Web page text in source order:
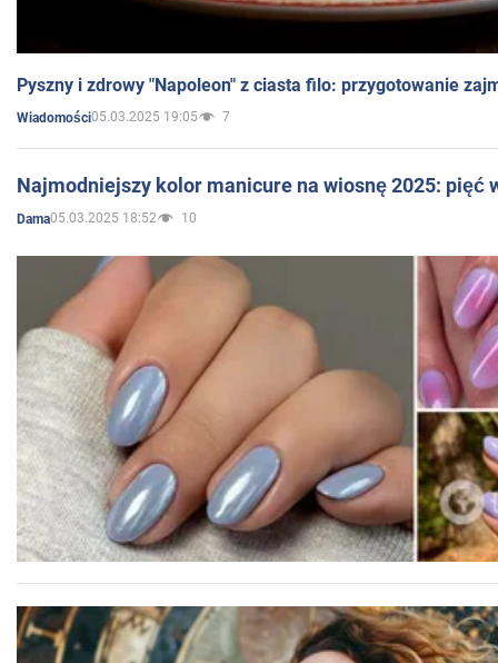
Pyszny i zdrowy "Napoleon" z ciasta filo: przygotowanie
Wiadomości05.03.2025 19:05 7
Najmodniejszy kolor manicure na wiosnę 2025: pięć
Dama05.03.2025 18:52 10